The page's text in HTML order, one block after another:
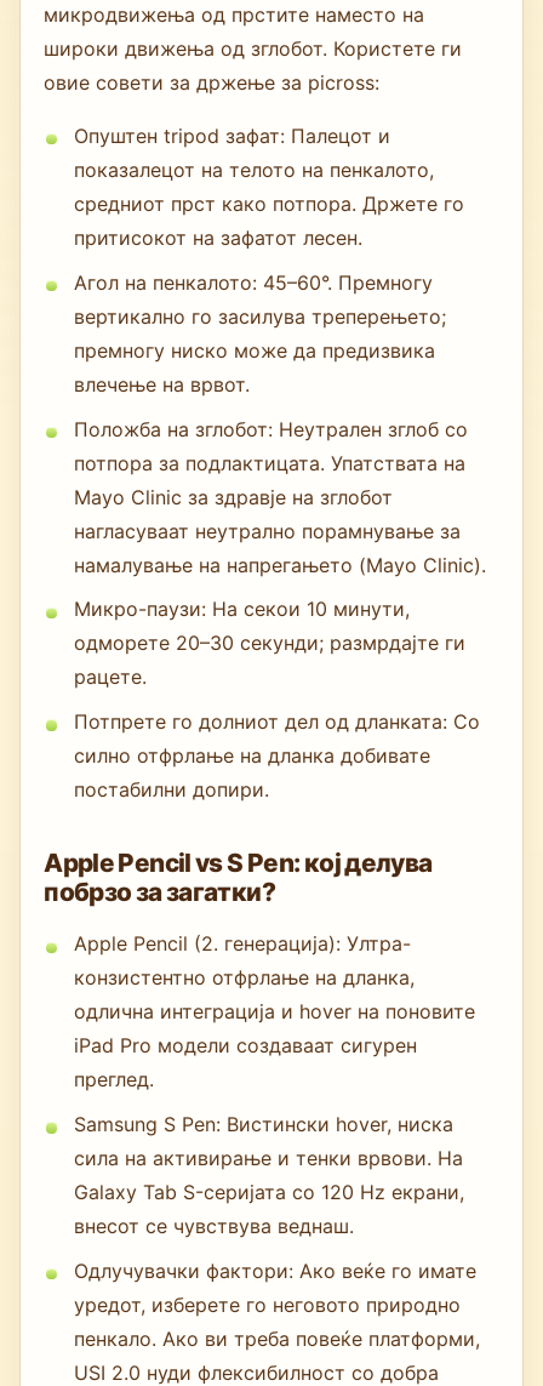
микродвижења од прстите наместо на
широки движења од зглобот. Користете ги
овие совети за држење за picross:
Опуштен tripod зафат: Палецот и
показалецот на телото на пенкалото,
средниот прст како потпора. Држете го
притисокот на зафатот лесен.
Агол на пенкалото: 45–60°. Премногу
вертикално го засилува треперењето;
премногу ниско може да предизвика
влечење на врвот.
Положба на зглобот: Неутрален зглоб со
потпора за подлактицата. Упатствата на
Mayo Clinic за здравје на зглобот
нагласуваат неутрално порамнување за
намалување на напрегањето (Mayo Clinic).
Микро-паузи: На секои 10 минути,
одморете 20–30 секунди; размрдајте ги
рацете.
Потпрете го долниот дел од дланката: Со
силно отфрлање на дланка добивате
постабилни допири.
Apple Pencil vs S Pen: кој делува
побрзо за загатки?
Apple Pencil (2. генерација): Ултра-
конзистентно отфрлање на дланка,
одлична интеграција и hover на поновите
iPad Pro модели создаваат сигурен
преглед.
Samsung S Pen: Вистински hover, ниска
сила на активирање и тенки врвови. На
Galaxy Tab S-серијата со 120 Hz екрани,
внесот се чувствува веднаш.
Одлучувачки фактори: Ако веќе го имате
уредот, изберете го неговото природно
пенкало. Ако ви треба повеќе платформи,
USI 2.0 нуди флексибилност со добра